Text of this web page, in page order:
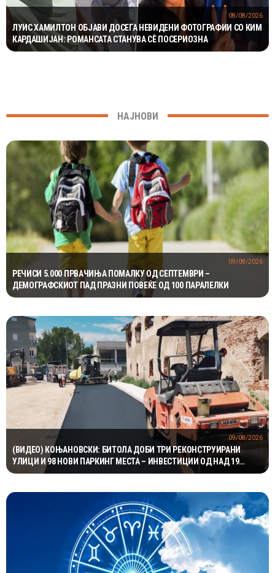
ЛУИС ХАМИЛТОН ОБЈАВИ ДОСЕГА НЕВИДЕНИ ФОТОГРАФИИ СО КИМ
КАРДАШИЈАН: РОМАНСАТА СТАНУВА СÈ ПОСЕРИОЗНА
08/08/2026
НАЈНОВИ
РЕЧИСИ 5.000 ПРВАЧИЊА ПОМАЛКУ ОД СЕПТЕМВРИ –
ДЕМОГРАФСКИОТ ПАД ПРАЗНИ ПОВЕЌЕ ОД 100 ПАРАЛЕЛКИ
09/08/2026
(ВИДЕО) КОЊАНОВСКИ: БИТОЛА ДОБИ ТРИ РЕКОНСТРУИРАНИ
УЛИЦИ И 98 НОВИ ПАРКИНГ МЕСТА – ИНВЕСТИЦИИ ОД НАД 19
МИЛИОНИ ДЕНАРИ
09/08/2026